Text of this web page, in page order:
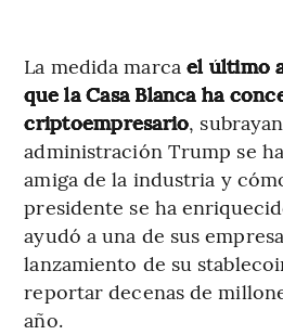
La medida marca el último
que la Casa Blanca ha
criptoempresario,
administración Trump se
amiga de la industria y
presidente se ha
ayudó a una de sus
lanzamiento de su
reportar decenas de
año.